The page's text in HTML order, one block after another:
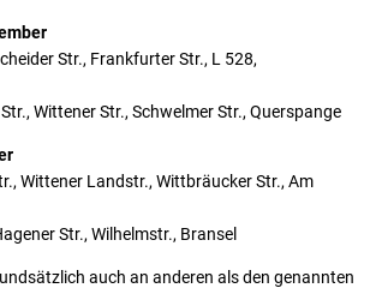
Str., Frankfurter Str., L 528,
Wittener Str., Schwelmer Str., Querspange
Wittener Landstr., Wittbräucker Str., Am
Str., Wilhelmstr., Bransel
auch an anderen als den genannten